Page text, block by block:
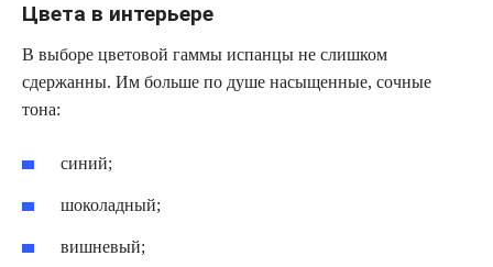
Цвета в интерьере
В выборе цветовой гаммы испанцы не слишком
сдержанны. Им больше по душе насыщенные, сочные
тона:
синий;
шоколадный;
вишневый;